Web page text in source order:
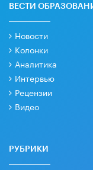
ВЕСТИ
Новости
Колонки
Аналитика
Интервью
Рецензии
Видео
РУБРИКИ